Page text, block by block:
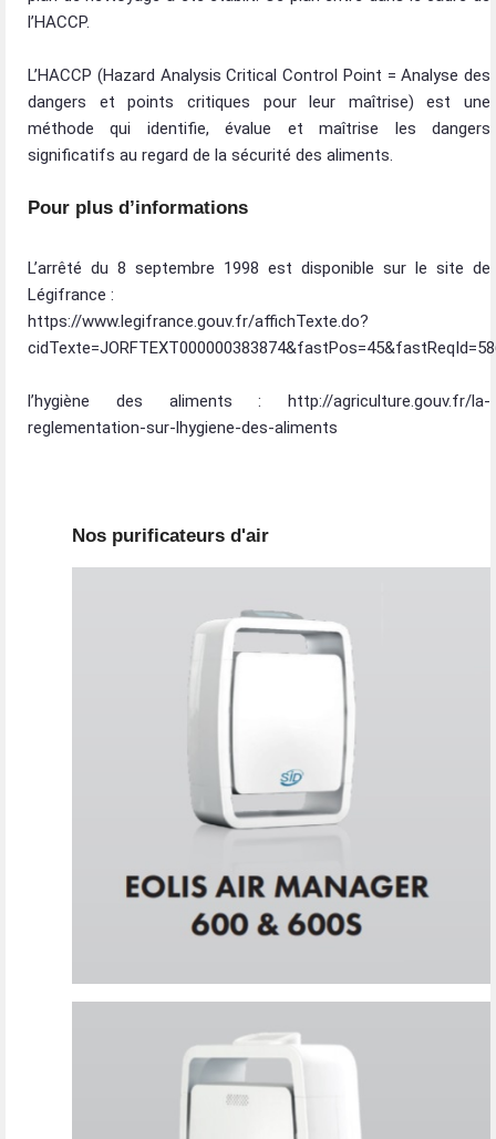
l’HACCP.
L’HACCP (Hazard Analysis Critical Control Point = Analyse des
dangers et points critiques pour leur maîtrise) est une
méthode qui identifie, évalue et maîtrise les dangers
significatifs au regard de la sécurité des aliments.
Pour plus d’informations
L’arrêté du 8 septembre 1998 est disponible sur le site de
Légifrance :
https://www.legifrance.gouv.fr/affichTexte.do?
l’hygiène des aliments : http://agriculture.gouv.fr/la-
reglementation-sur-lhygiene-des-aliments
Nos purificateurs d'air